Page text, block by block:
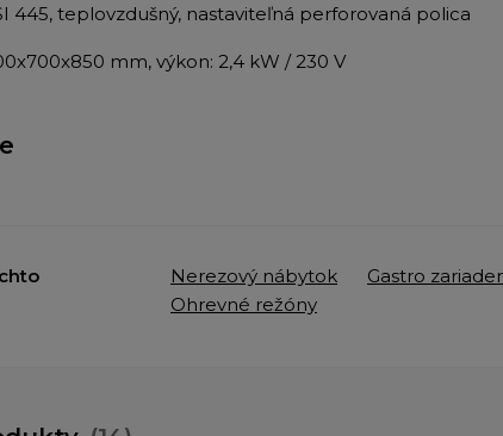
445, teplovzdušný, nastaviteľná perforovaná polica
mm, výkon: 2,4 kW / 230 V
Nerezový nábytok Gastro
Ohrevné režóny